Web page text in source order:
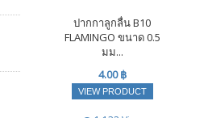
ปากกาลูกลื่น B10
FLAMINGO ขนาด 0.5
มม...
4.00 ฿
VIEW PRODUCT